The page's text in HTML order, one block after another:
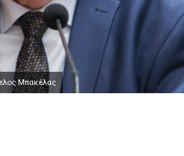
Μπακέλας